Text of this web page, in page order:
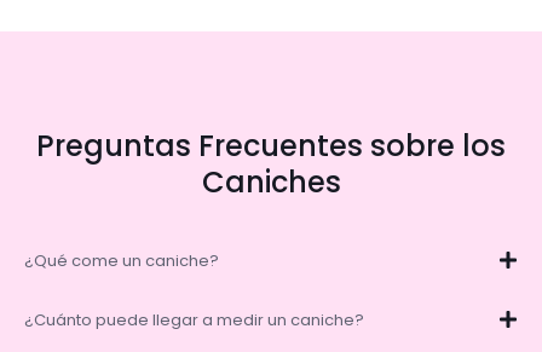
Preguntas Frecuentes sobre los
Caniches
¿Qué come un caniche?
¿Cuánto puede llegar a medir un caniche?